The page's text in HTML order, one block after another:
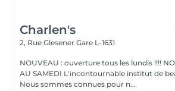
Charlen's
2, Rue Glesener Gare L-1631
NOUVEAU : ouverture tous les lundis !!!!
AU SAMEDI L'incontournable institut de beauté à Luxembourg.
Nous sommes connues pour n...